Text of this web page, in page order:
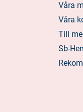
Våra
Våra
Till
Sb-